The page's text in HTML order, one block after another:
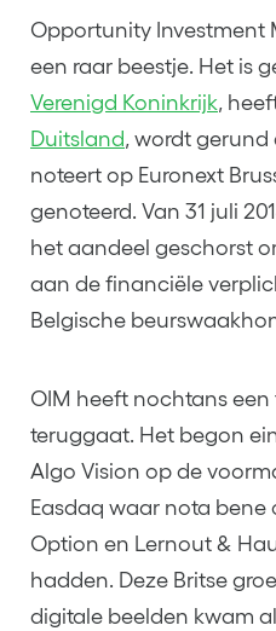
Opportunity Investment
een raar beestje. Het is
Verenigd Koninkrijk,
Duitsland, wordt gerund
noteert op Euronext
genoteerd. Van 31 juli
het aandeel geschorst
aan de financiële
Belgische
OIM heeft nochtans een
teruggaat. Het begon
Algo Vision op de
Easdaq waar nota
Option en Lernout &
hadden. Deze Britse
digitale beelden kwam